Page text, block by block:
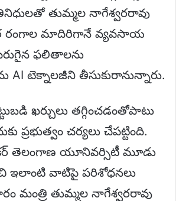
తుమ్మల నాగేశ్వరరావు
రంగాల మాదిరిగానే వ్యవసాయ
ఫలితాలను
AI టెక్నాలజీని తీసుకురానున్నారు.
ఖర్చులు తగ్గించడంతోపాటు
ప్రభుత్వం చర్యలు చేపట్టింది.
తెలంగాణ యూనివర్సిటీ మూడు
ఇలాంటి వాటిపై పరిశోధనలు
మంత్రి తుమ్మల నాగేశ్వరరావు